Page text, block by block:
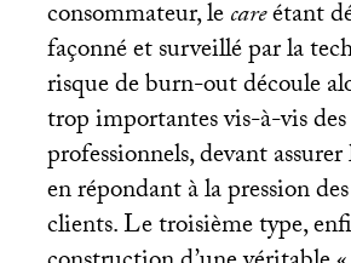
consommateur, lecareétant
façonné et surveillé par la
risque de burn-out découle
trop importantes vis-à-vis des
professionnels, devant
en répondant à la pression
clients. Le troisième type,